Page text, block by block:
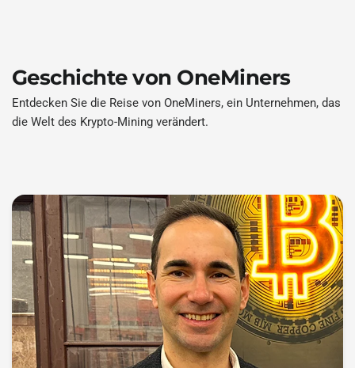
Geschichte von OneMiners
Entdecken Sie die Reise von OneMiners, ein Unternehmen, das
die Welt des Krypto-Mining verändert.